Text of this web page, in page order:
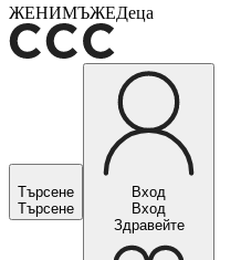
ЖЕНИМЪЖЕДеца
Търсене
Търсене
Вход
Вход
Здравейте